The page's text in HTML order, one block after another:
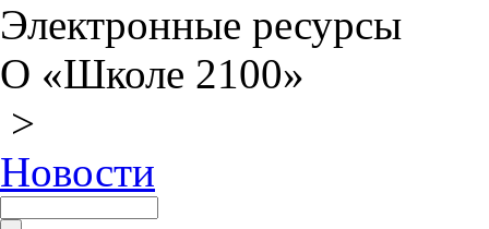
Электронные ресурсы
О «Школе 2100»
>
Новости